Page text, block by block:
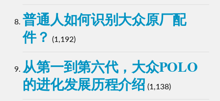
普通人如何识别大众原厂配
件？
(1,192)
从第一到第六代，大众POLO
的进化发展历程介绍 (1,138)